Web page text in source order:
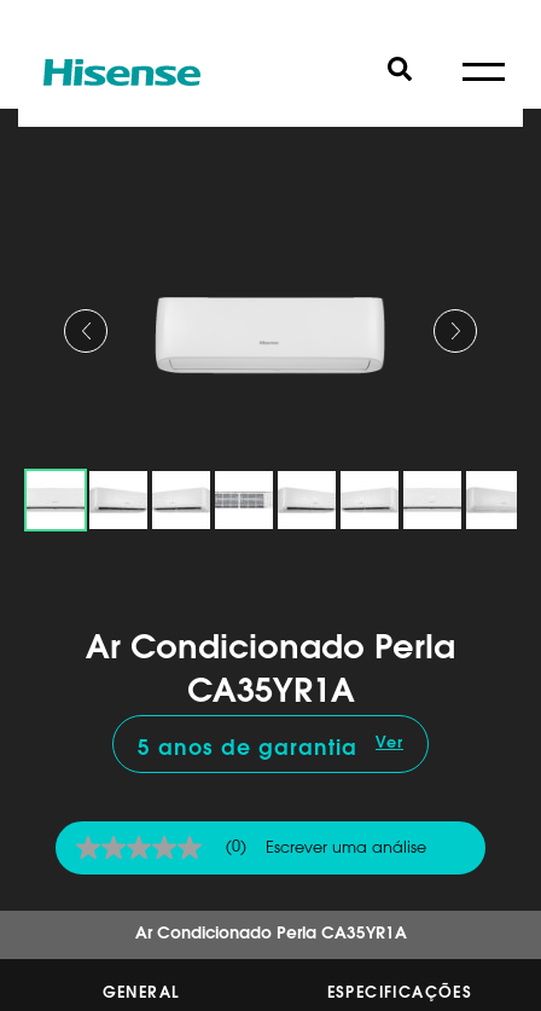
Ar Condicionado Perla
CA35YR1A
5 anos de garantia Ver
Sem
valor
classificação
mesma
(0) Escrever uma análise
Ar Condicionado Perla CA35YR1A
GENERAL ESPECIFICAÇÕES